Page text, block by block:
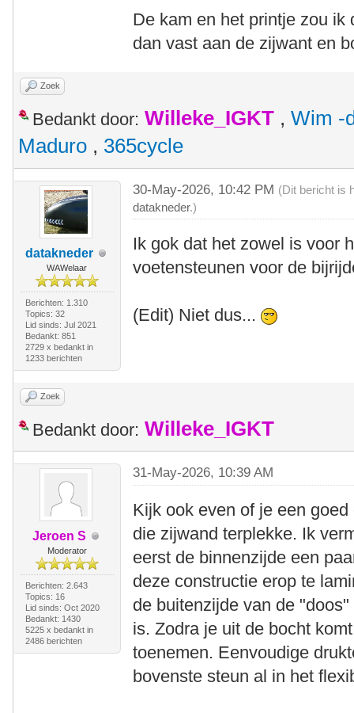
De kam en het printje zou ik
dan vast aan de zijwant en
Zoek
Bedankt door: Willeke_IGKT , Wim -
Maduro , 365cycle
datakneder
WAWelaar
Berichten: 1.310
Topics: 32
Lid sinds: Jul 2021
Bedankt: 851
2729 x bedankt in
1233 berichten
30-May-2026, 10:42 PM (Dit bericht is
datakneder.)
Ik gok dat het zowel is voor
voetensteunen voor de
(Edit) Niet dus...
Zoek
Bedankt door: Willeke_IGKT
Jeroen S
Moderator
Berichten: 2.643
Topics: 16
Lid sinds: Oct 2020
Bedankt: 1430
5225 x bedankt in
2486 berichten
31-May-2026, 10:39 AM
Kijk ook even of je een
die zijwand terplekke. Ik
eerst de binnenzijde een
deze constructie erop te
de buitenzijde van de
is. Zodra je uit de bocht
toenemen. Eenvoudige
bovenste steun al in het